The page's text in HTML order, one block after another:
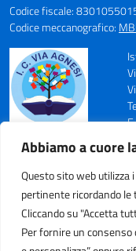
Abbiamo a cuore
Questo sito web utilizza
pertinente ricordando le
Cliccando su "Accetta
Per fornire un consenso
Codice fiscale:
Codice meccanografico:
Codice
Codice Fiscale: